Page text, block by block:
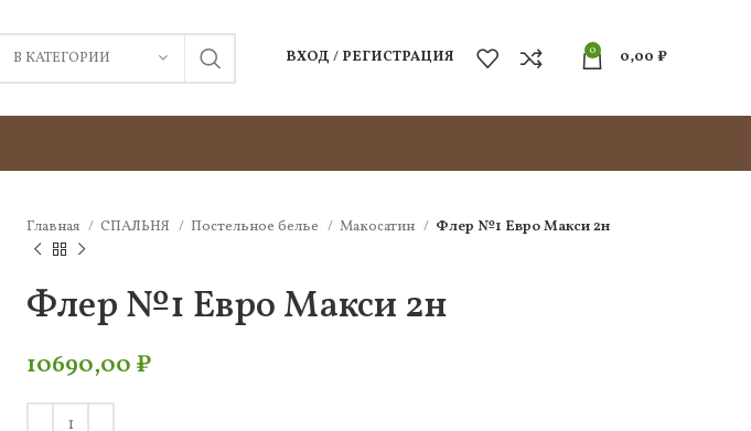
В КАТЕГОРИИ ВХОД / РЕГИСТРАЦИЯ 0 0,00 ₽
Главная СПАЛЬНЯ Постельное белье Макосатин Флер №1 Евро Макси 2н
Флер №1 Евро Макси 2н
10690,00₽